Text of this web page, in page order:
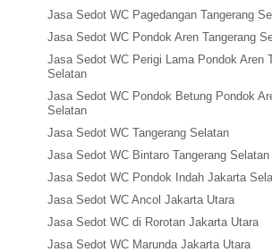
Jasa Sedot WC Pagedangan Tangerang
Jasa Sedot WC Pondok Aren Tangerang
Jasa Sedot WC Perigi Lama Pondok Aren
Selatan
Jasa Sedot WC Pondok Betung Pondok
Selatan
Jasa Sedot WC Tangerang Selatan
Jasa Sedot WC Bintaro Tangerang Selatan
Jasa Sedot WC Pondok Indah Jakarta
Jasa Sedot WC Ancol Jakarta Utara
Jasa Sedot WC di Rorotan Jakarta Utara
Jasa Sedot WC Marunda Jakarta Utara